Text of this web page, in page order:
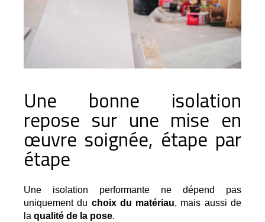
Une bonne isolation
repose sur une mise en
œuvre soignée, étape par
étape
Une isolation performante ne dépend pas
uniquement du choix du matériau, mais aussi de
la qualité de la pose.